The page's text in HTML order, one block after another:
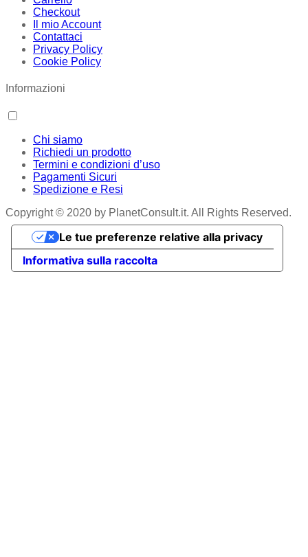
Checkout
Il mio Account
Contattaci
Privacy Policy
Cookie Policy
Informazioni
Chi siamo
Richiedi un prodotto
Termini e condizioni d’uso
Pagamenti Sicuri
Spedizione e Resi
Copyright © 2020 by PlanetConsult.it. All Rights Reserved.
Informativa sulla raccolta
Le tue preferenze relative alla privacy